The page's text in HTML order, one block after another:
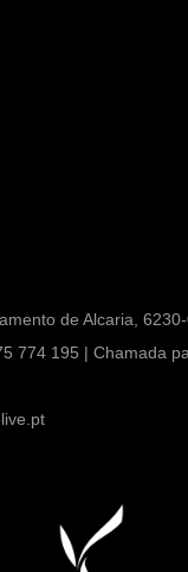
de Alcaria,
774 195 | Chamada